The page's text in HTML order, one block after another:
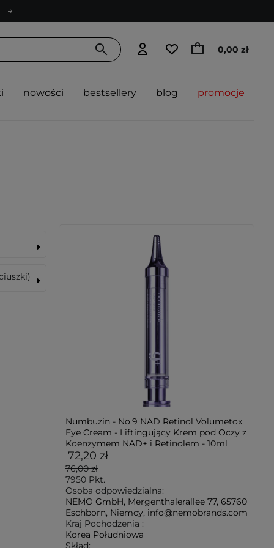
0,00 zł
nowości bestsellery blog promocje
Numbuzin - No.9 NAD Retinol Volumetox
Eye Cream - Liftingujący Krem pod Oczy z
Koenzymem NAD+ i Retinolem - 10ml
72,20 zł
76,00 zł
7950 Pkt.
Osoba odpowiedzialna:
NEMO GmbH, Mergenthalerallee 77, 65760
Eschborn, Niemcy, info@nemobrands.com
Kraj Pochodzenia :
Korea Południowa
Skład: